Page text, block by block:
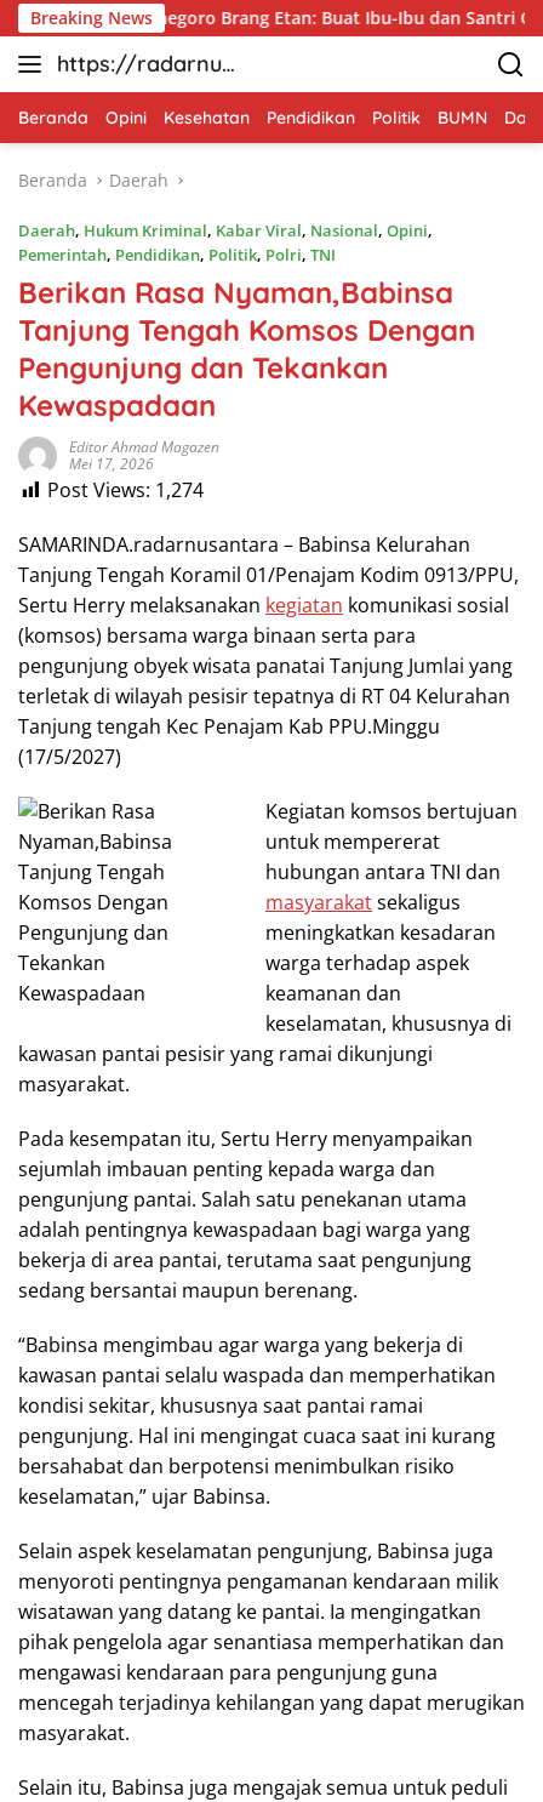
Langsung
ke
konten
Breaking News
129 Bojonegoro Brang Etan: Buat Ibu-Ibu dan Santri Cilik
https://radarnus
antara.net
Beranda Opini Kesehatan Pendidikan Politik BUMN
Beranda Daerah
Daerah, Hukum Kriminal, Kabar Viral, Nasional, Opini,
Pemerintah, Pendidikan, Politik, Polri, TNI
Berikan Rasa Nyaman,Babinsa
Tanjung Tengah Komsos Dengan
Pengunjung dan Tekankan
Kewaspadaan
Editor Ahmad Magazen
Mei 17, 2026
Post Views: 1,274
SAMARINDA.radarnusantara – Babinsa Kelurahan
Tanjung Tengah Koramil 01/Penajam Kodim 0913/PPU,
Sertu Herry melaksanakan kegiatan komunikasi sosial
(komsos) bersama warga binaan serta para
pengunjung obyek wisata panatai Tanjung Jumlai yang
terletak di wilayah pesisir tepatnya di RT 04 Kelurahan
Tanjung tengah Kec Penajam Kab PPU.Minggu
(17/5/2027)
Kegiatan komsos bertujuan
untuk mempererat
hubungan antara TNI dan
masyarakatsekaligus
meningkatkan kesadaran
warga terhadap aspek
keamanan dan
keselamatan, khususnya di
kawasan pantai pesisir yang ramai dikunjungi
masyarakat.
Pada kesempatan itu, Sertu Herry menyampaikan
sejumlah imbauan penting kepada warga dan
pengunjung pantai. Salah satu penekanan utama
adalah pentingnya kewaspadaan bagi warga yang
bekerja di area pantai, terutama saat pengunjung
sedang bersantai maupun berenang.
“Babinsa mengimbau agar warga yang bekerja di
kawasan pantai selalu waspada dan memperhatikan
kondisi sekitar, khususnya saat pantai ramai
pengunjung. Hal ini mengingat cuaca saat ini kurang
bersahabat dan berpotensi menimbulkan risiko
keselamatan,” ujar Babinsa.
Selain aspek keselamatan pengunjung, Babinsa juga
menyoroti pentingnya pengamanan kendaraan milik
wisatawan yang datang ke pantai. Ia mengingatkan
pihak pengelola agar senantiasa memperhatikan dan
mengawasi kendaraan para pengunjung guna
mencegah terjadinya kehilangan yang dapat merugikan
masyarakat.
Selain itu, Babinsa juga mengajak semua untuk peduli